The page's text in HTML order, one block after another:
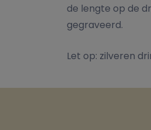
de lengte op de
gegraveerd.
Let op: zilveren